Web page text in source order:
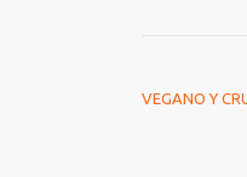
VEGANO Y